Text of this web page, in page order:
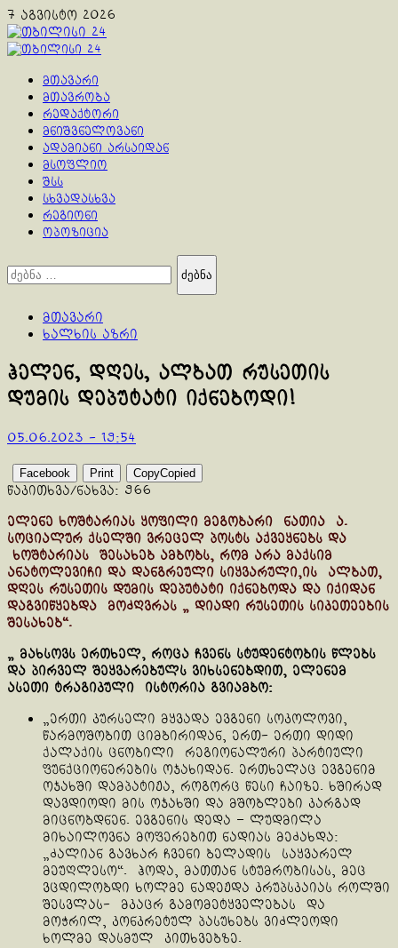
Skip
to
content
7 აგვისტო 2026
Primary
მთავარი
მთავრობა
რედაქტორი
მნიშვნელოვანი
ადამიანი არსაიდან
მსოფლიო
შსს
სხვადასხვა
რეგიონი
ოპოზიცია
ძებნა:
მთავარი
ხალხის აზრი
ჰელენ, დღეს, ალბათ რუსეთის
დუმის დეპუტატი იქნებოდი!
05.06.2023 - 19:54
Facebook Print CopyCopied
წაკითხვა/ნახვა: 966
ელენე ხოშტარიას ყოფილი მეგობარი ნათია ა.
სოციალურ ქსელში ვრეცელ პოსტს აქვეყნებს და
ხოშტარიას შესახებ ამბობს, რომ არა მაქსიმ
ანატოლევიჩი და დანგრეული სიყვარული,ის ალბათ,
დღეს რუსეთის დუმის დეპუტატი იქნებოდა და იქიდან
დაგვიწყებდა მოძღვრას „ დიადი რუსეთის სიკეთეების
შესახებ“.
„ მახსოვს ერთხელ, როცა ჩვენს სტუდენტობის წლებს
და პირველ შეყვარებულს ვიხსენებდით, ელენემ
ასეთი ტრაგიკული ისტორია გვიამბო:
„ერთი კურსელი მყვადა ევგენი სოკოლოვი,
წარმოშობით ციმბირიდან, ერთ- ერთი დიდი
ქალაქის ცნობილი რეგიონალური პარტიული
ფუნქციონერების ოჯახიდან. ერთხელაც ევგენიმ
ოჯახში დამპატიჟა, როგორც წესი ჩაიზე. ხშირად
დავდიოდი მის ოჯახში და მშობლები კარგად
მიცნობდნენ. ევგენის დედა – ლუდმილა
მიხაილოვნა მოფერებით ნადიას მეძახდა:
„ძალიან გავხარ ჩვენი ბელადის საყვარელ
მეუღლესო“. ჰოდა, მათთან სტუმრობისას, მეც
ვცდილობდი ხოლმე ნადეჟდა კრუპსკაიას როლში
შესვლას- მკაცრ გამომეტყველებას და
მოჭრილ, კონკრეტულ პასუხებს ვიძლეოდი
ხოლმე დასმულ კითხვებზე.